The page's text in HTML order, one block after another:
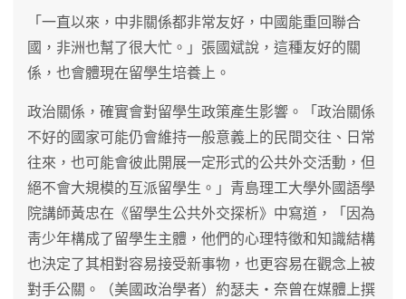
「一直以來，中非關係都非常友好，中國能重回聯合
國，非洲也幫了很大忙。」張國斌說，這種友好的關
係，也會體現在留學生培養上。
政治關係，確實會對留學生政策產生影響。「政治關係
不好的國家可能仍會維持一般意義上的民間交往、日常
往來，也可能會彼此開展一定形式的公共外交活動，但
絕不會大規模的互派留學生。」青島理工大學外國語學
院講師黃忠在《留學生公共外交探析》中寫道，「因為
靑少年構成了留學生主體，他們的心理特徵和知識結構
也決定了其相對容易接受新事物，也更容易在觀念上被
對手公關。（美國政治學者）約瑟夫‧奈曾在媒體上撰